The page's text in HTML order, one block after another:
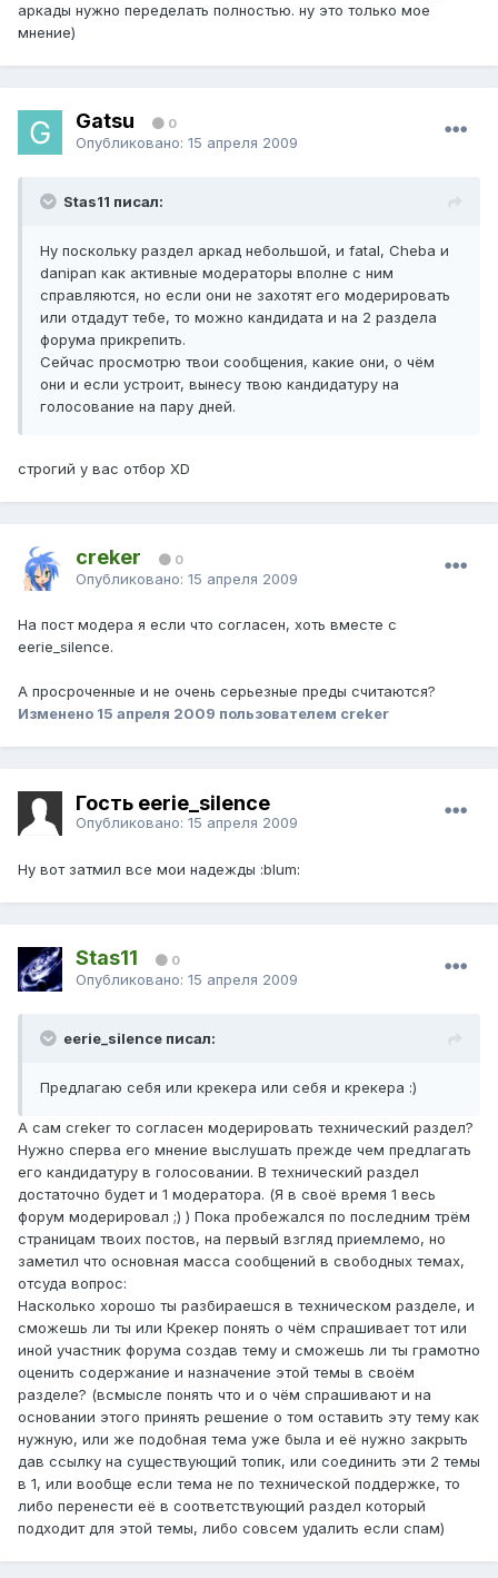
аркады нужно переделать полностью. ну это только мое
мнение)
Gatsu 0
Опубликовано: 15 апреля 2009
Stas11 писал:
Ну поскольку раздел аркад небольшой, и fatal, Cheba и
danipan как активные модераторы вполне с ним
справляются, но если они не захотят его модерировать
или отдадут тебе, то можно кандидата и на 2 раздела
форума прикрепить.
Сейчас просмотрю твои сообщения, какие они, о чём
они и если устроит, вынесу твою кандидатуру на
голосование на пару дней.
строгий у вас отбор XD
creker 0
Опубликовано: 15 апреля 2009
На пост модера я если что согласен, хоть вместе с
eerie_silence.
А просроченные и не очень серьезные преды считаются?
Изменено 15 апреля 2009 пользователем creker
Гость eerie_silence
Опубликовано: 15 апреля 2009
Ну вот затмил все мои надежды :blum:
Stas11 0
Опубликовано: 15 апреля 2009
eerie_silence писал:
Предлагаю себя или крекера или себя и крекера :)
А сам creker то согласен модерировать технический раздел?
Нужно сперва его мнение выслушать прежде чем предлагать
его кандидатуру в голосовании. В технический раздел
достаточно будет и 1 модератора. (Я в своё время 1 весь
форум модерировал ;) ) Пока пробежался по последним трём
страницам твоих постов, на первый взгляд приемлемо, но
заметил что основная масса сообщений в свободных темах,
отсуда вопрос:
Насколько хорошо ты разбираешся в техническом разделе, и
сможешь ли ты или Крекер понять о чём спрашивает тот или
иной участник форума создав тему и сможешь ли ты грамотно
оценить содержание и назначение этой темы в своём
разделе? (всмысле понять что и о чём спрашивают и на
основании этого принять решение о том оставить эту тему как
нужную, или же подобная тема уже была и её нужно закрыть
дав ссылку на существующий топик, или соединить эти 2 темы
в 1, или вообще если тема не по технической поддержке, то
либо перенести её в соответствующий раздел который
подходит для этой темы, либо совсем удалить если спам)